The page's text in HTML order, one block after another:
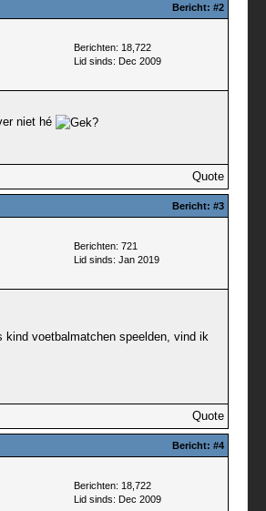
Bericht: #2
Berichten: 18,722
Lid sinds: Dec 2009
niet hé
Quote
Bericht: #3
Berichten: 721
Lid sinds: Jan 2019
voetbalmatchen speelden, vind ik
Quote
Bericht: #4
Berichten: 18,722
Lid sinds: Dec 2009